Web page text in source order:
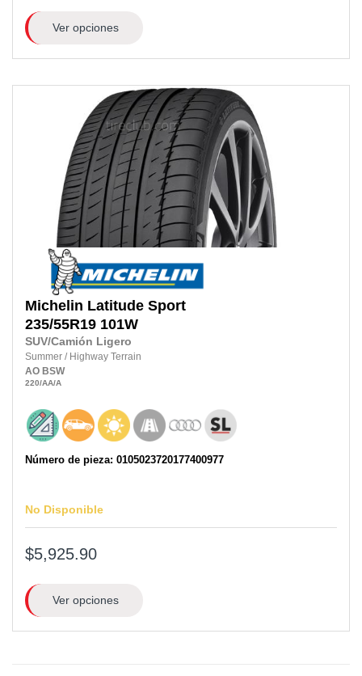
Ver opciones
Michelin Latitude Sport
235/55R19 101W
SUV/Camión Ligero
Summer / Highway Terrain
AO BSW
220/AA/A
Número de pieza: 0105023720177400977
No Disponible
$5,925.90
Ver opciones